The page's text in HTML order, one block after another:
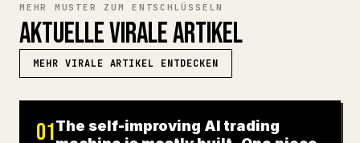
MEHR MUSTER ZUM ENTSCHLÜSSELN
AKTUELLE VIRALE ARTIKEL
MEHR VIRALE ARTIKEL ENTDECKEN
01The self-improving AI trading